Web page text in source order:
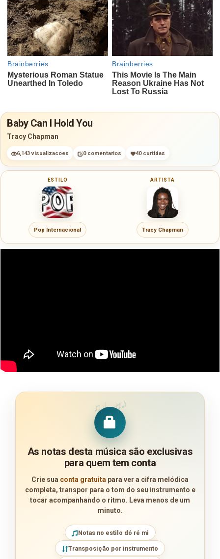
Baby Can I Hold You
Tracy Chapman
6,143 visualizacoes 0 comentarios 40 curtidas
ESTILO
Pop Internacional
ARTISTA
Tracy Chapman
♫♩♯♪
As notas desta música são exclusivas
para quem tem conta
Crie sua conta gratuita para ver a cifra melódica
completa, transpor para o tom do seu instrumento e
tocar acompanhando o ritmo. Leva menos de um
minuto.
Notas no estilo dó ré mi
Transposição por instrumento